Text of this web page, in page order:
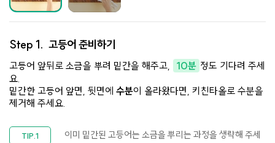
Step 1. 고등어 준비하기
고등어 앞뒤로 소금을 뿌려 밑간을 해주고, 10분 정도 기다려 주세
요.​
밑간한 고등어 앞면, 뒷면에 수분이 올라왔다면, 키친타올로 수분을
제거해 주세요.
이미 밑간된 고등어는 소금을 뿌리는 과정을 생략해 주세